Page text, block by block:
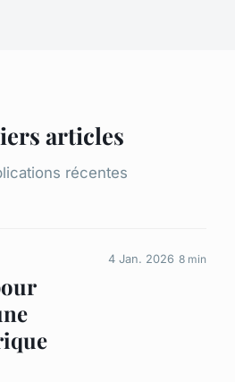
articles
récentes
4 Jan. 2026 8 min